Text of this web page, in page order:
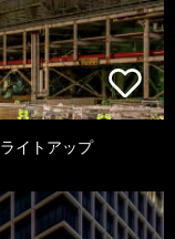
イトアップ